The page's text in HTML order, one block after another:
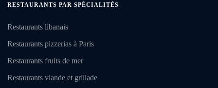
RESTAURANTS PAR SPÉCIALITÉS
Restaurants libanais
Restaurants pizzerias à Paris
Restaurants fruits de mer
Restaurants viande et grillade